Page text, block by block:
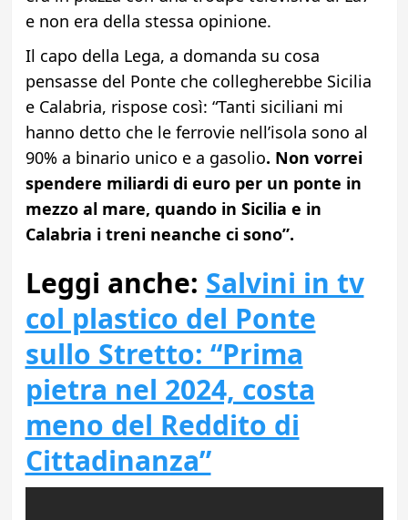
e non era della stessa opinione.
Il capo della Lega, a domanda su cosa
pensasse del Ponte che collegherebbe Sicilia
e Calabria, rispose così: “Tanti siciliani mi
hanno detto che le ferrovie nell’isola sono al
90% a binario unico e a gasolio. Non vorrei
spendere miliardi di euro per un ponte in
mezzo al mare, quando in Sicilia e in
Calabria i treni neanche ci sono”.
Leggi anche: Salvini in tv
col plastico del Ponte
sullo Stretto: “Prima
pietra nel 2024, costa
meno del Reddito di
Cittadinanza”